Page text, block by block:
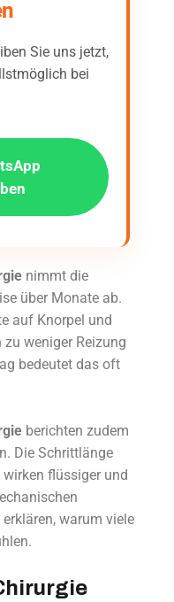
Sie uns jetzt,
bei
nimmt die
über Monate ab.
auf Knorpel und
zu weniger Reizung
bedeutet das oft
berichten zudem
Die Schrittlänge
flüssiger und
warum viele